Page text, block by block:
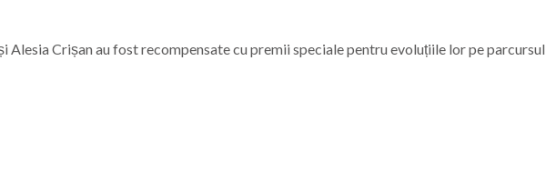
Alesia Crișan au fost recompensate cu premii speciale pentru evoluțiile lor pe parcursul